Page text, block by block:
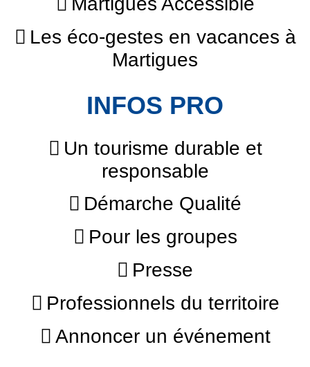
Les éco-gestes en vacances à
Martigues
INFOS PRO
Un tourisme durable et
responsable
Démarche Qualité
Pour les groupes
Presse
Professionnels du territoire
Annoncer un événement